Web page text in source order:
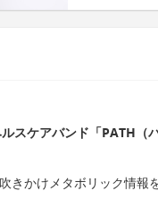
スケアバンド「PATH（
きかけメタボリック情報を